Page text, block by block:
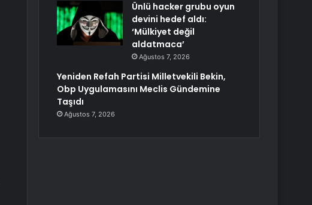
Ünlü hacker grubu oyun
devini hedef aldı:
‘Mülkiyet değil
aldatmaca’
Ağustos 7, 2026
Yeniden Refah Partisi Milletvekili Bekin,
Obp Uygulamasını Meclis Gündemine
Taşıdı
Ağustos 7, 2026